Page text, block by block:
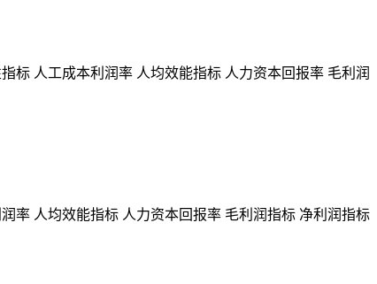
指标 人工成本利润率 人均效能指标 人力资本回报率 毛利润
率 人均效能指标 人力资本回报率 毛利润指标 净利润指标